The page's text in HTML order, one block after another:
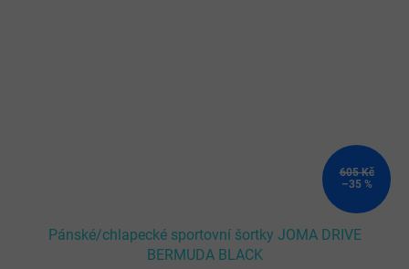
605 Kč
–35 %
Pánské/chlapecké sportovní šortky JOMA DRIVE
BERMUDA BLACK